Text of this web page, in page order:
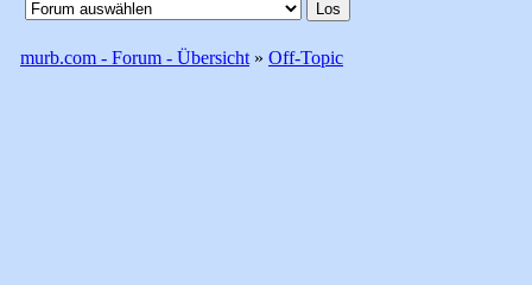
murb.com - Forum - Übersicht » Off-Topic